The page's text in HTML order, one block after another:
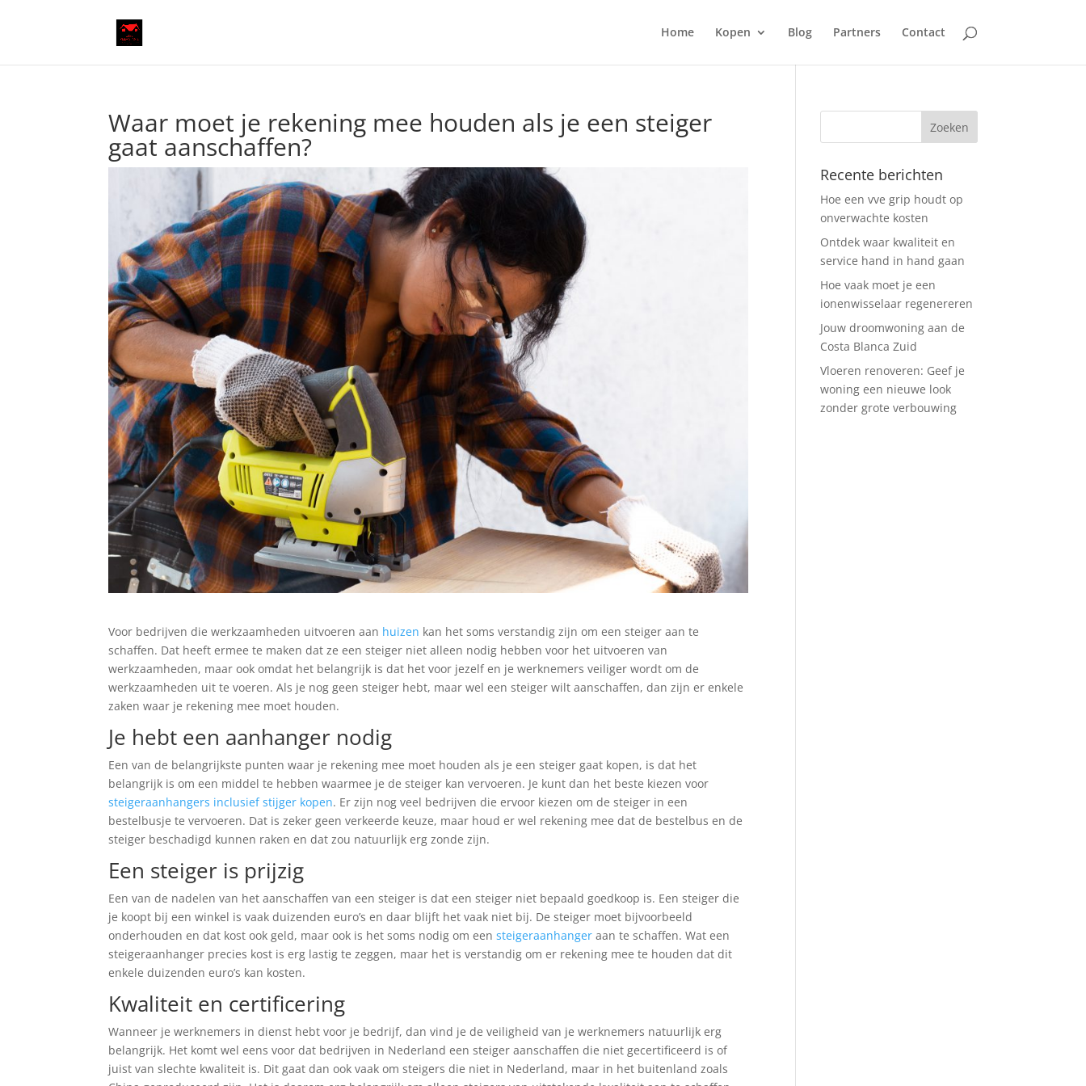
Home Kopen Blog Partners Contact
Waar moet je rekening mee houden als je een steiger
gaat aanschaffen?
Voor bedrijven die werkzaamheden uitvoeren aan huizen kan het soms verstandig zijn om een steiger aan te
schaffen. Dat heeft ermee te maken dat ze een steiger niet alleen nodig hebben voor het uitvoeren van
werkzaamheden, maar ook omdat het belangrijk is dat het voor jezelf en je werknemers veiliger wordt om de
werkzaamheden uit te voeren. Als je nog geen steiger hebt, maar wel een steiger wilt aanschaffen, dan zijn er enkele
zaken waar je rekening mee moet houden.
Je hebt een aanhanger nodig
Een van de belangrijkste punten waar je rekening mee moet houden als je een steiger gaat kopen, is dat het
belangrijk is om een middel te hebben waarmee je de steiger kan vervoeren. Je kunt dan het beste kiezen voor
steigeraanhangers inclusief stijger kopen. Er zijn nog veel bedrijven die ervoor kiezen om de steiger in een
bestelbusje te vervoeren. Dat is zeker geen verkeerde keuze, maar houd er wel rekening mee dat de bestelbus en de
steiger beschadigd kunnen raken en dat zou natuurlijk erg zonde zijn.
Een steiger is prijzig
Een van de nadelen van het aanschaffen van een steiger is dat een steiger niet bepaald goedkoop is. Een steiger die
je koopt bij een winkel is vaak duizenden euro’s en daar blijft het vaak niet bij. De steiger moet bijvoorbeeld
onderhouden en dat kost ook geld, maar ook is het soms nodig om eensteigeraanhanger aan te schaffen. Wat een
steigeraanhanger precies kost is erg lastig te zeggen, maar het is verstandig om er rekening mee te houden dat dit
enkele duizenden euro’s kan kosten.
Kwaliteit en certificering
Wanneer je werknemers in dienst hebt voor je bedrijf, dan vind je de veiligheid van je werknemers natuurlijk erg
belangrijk. Het komt wel eens voor dat bedrijven in Nederland een steiger aanschaffen die niet gecertificeerd is of
juist van slechte kwaliteit is. Dit gaat dan ook vaak om steigers die niet in Nederland, maar in het buitenland zoals
Recente berichten
Hoe een vve grip houdt op
onverwachte kosten
Ontdek waar kwaliteit en
service hand in hand gaan
Hoe vaak moet je een
ionenwisselaar regenereren
Jouw droomwoning aan de
Costa Blanca Zuid
Vloeren renoveren: Geef je
woning een nieuwe look
zonder grote verbouwing